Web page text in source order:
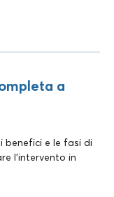
a
benefici e le fasi di
l’intervento in